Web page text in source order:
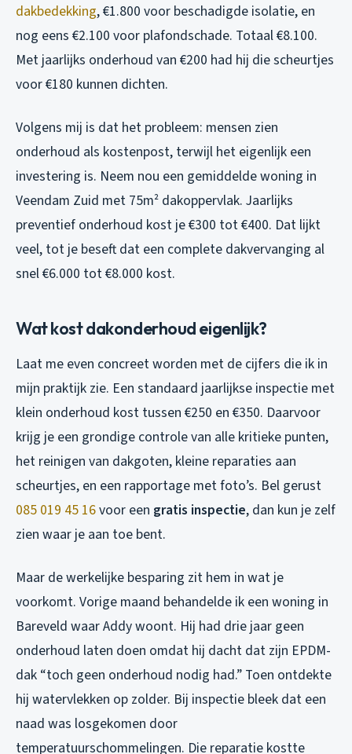
dakbedekking, €1.800 voor beschadigde isolatie, en
nog eens €2.100 voor plafondschade. Totaal €8.100.
Met jaarlijks onderhoud van €200 had hij die scheurtjes
voor €180 kunnen dichten.
Volgens mij is dat het probleem: mensen zien
onderhoud als kostenpost, terwijl het eigenlijk een
investering is. Neem nou een gemiddelde woning in
Veendam Zuid met 75m² dakoppervlak. Jaarlijks
preventief onderhoud kost je €300 tot €400. Dat lijkt
veel, tot je beseft dat een complete dakvervanging al
snel €6.000 tot €8.000 kost.
Wat kost dakonderhoud eigenlijk?
Laat me even concreet worden met de cijfers die ik in
mijn praktijk zie. Een standaard jaarlijkse inspectie met
klein onderhoud kost tussen €250 en €350. Daarvoor
krijg je een grondige controle van alle kritieke punten,
het reinigen van dakgoten, kleine reparaties aan
scheurtjes, en een rapportage met foto’s. Bel gerust
085 019 45 16voor een gratis inspectie, dan kun je zelf
zien waar je aan toe bent.
Maar de werkelijke besparing zit hem in wat je
voorkomt. Vorige maand behandelde ik een woning in
Bareveld waar Addy woont. Hij had drie jaar geen
onderhoud laten doen omdat hij dacht dat zijn EPDM-
dak “toch geen onderhoud nodig had.” Toen ontdekte
hij watervlekken op zolder. Bij inspectie bleek dat een
naad was losgekomen door
temperatuurschommelingen. Die reparatie kostte